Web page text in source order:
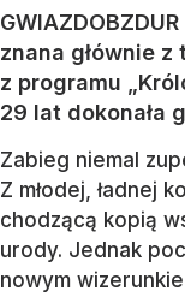
znana głównie
z programu
29 lat dokonała
Zabieg niemal
Z młodej, ładnej
chodzącą kopią
urody. Jednak
nowym